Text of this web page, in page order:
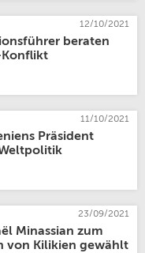
12/10/2021
beraten
Konflikt
11/10/2021
Präsident
23/09/2021
Minassian zum
von Kilikien gewählt